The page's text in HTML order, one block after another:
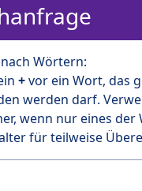
Wörtern:
+vor ein Wort, das
werden darf.
wenn nur eines
für teilweise